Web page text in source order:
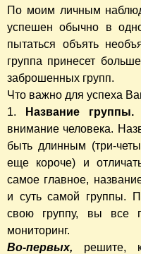
По моим личным
успешен обычно в
пытаться объять
группа принесет
заброшенных групп.
Что важно для успеха
1.
Название группы.
внимание человека.
быть длинным (три-
еще короче) и
самое главное,
и суть самой группы.
свою группу, вы все
мониторинг.
Во-первых, решите,